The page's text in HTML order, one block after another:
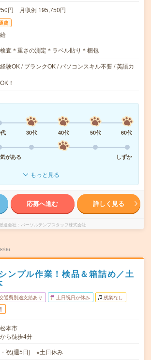
円 月収例 195,750円
費
査＊重さの測定＊ラベル貼り＊梱包
験OK / ブランクOK / パソコンスキル不要 / 英語力
！
30代 40代 50代
60代
がある
しずか
もっと見る
応募へ進む 詳しく見る
遣会社 パーソルテンプスタッフ株式会社
06
ンプル作業！検品＆箱詰め／土
通費別途支給あり 土日祝日が休み 残業なし
本市
ら徒歩4分
・祝(週5日) ※土日休み